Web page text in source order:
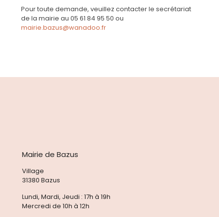
Pour toute demande, veuillez contacter le secrétariat
de la mairie au 05 61 84 95 50 ou
mairie.bazus@wanadoo.fr
Mairie de Bazus
Village
31380 Bazus
Lundi, Mardi, Jeudi : 17h à 19h
Mercredi de 10h à 12h